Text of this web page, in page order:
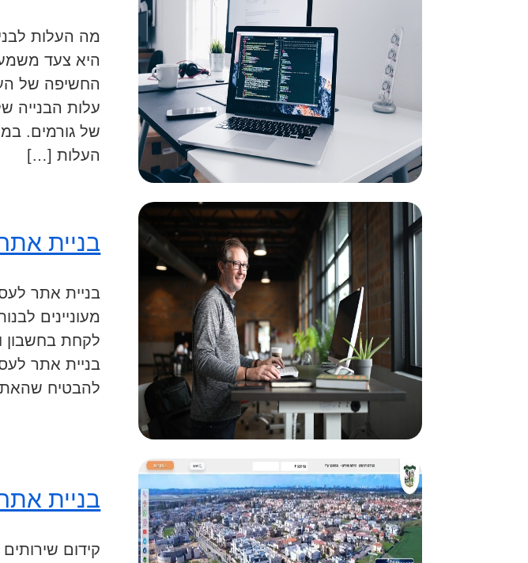
מה העלות
היא צעד
החשיפה של
עלות הבנייה
של גורמים.
העלות […]
בניית
בניית אתר
מעוניינים
לקחת בחשבון
בניית אתר
להבטיח
בניית
קידום